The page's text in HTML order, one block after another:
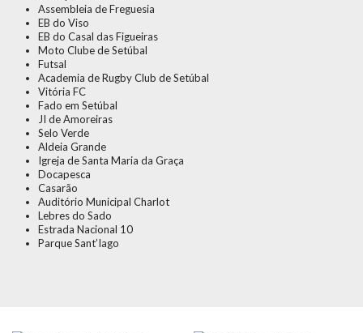
Assembleia de Freguesia
EB do Viso
EB do Casal das Figueiras
Moto Clube de Setúbal
Futsal
Academia de Rugby Club de Setúbal
Vitória FC
Fado em Setúbal
JI de Amoreiras
Selo Verde
Aldeia Grande
Igreja de Santa Maria da Graça
Docapesca
Casarão
Auditório Municipal Charlot
Lebres do Sado
Estrada Nacional 10
Parque Sant’Iago